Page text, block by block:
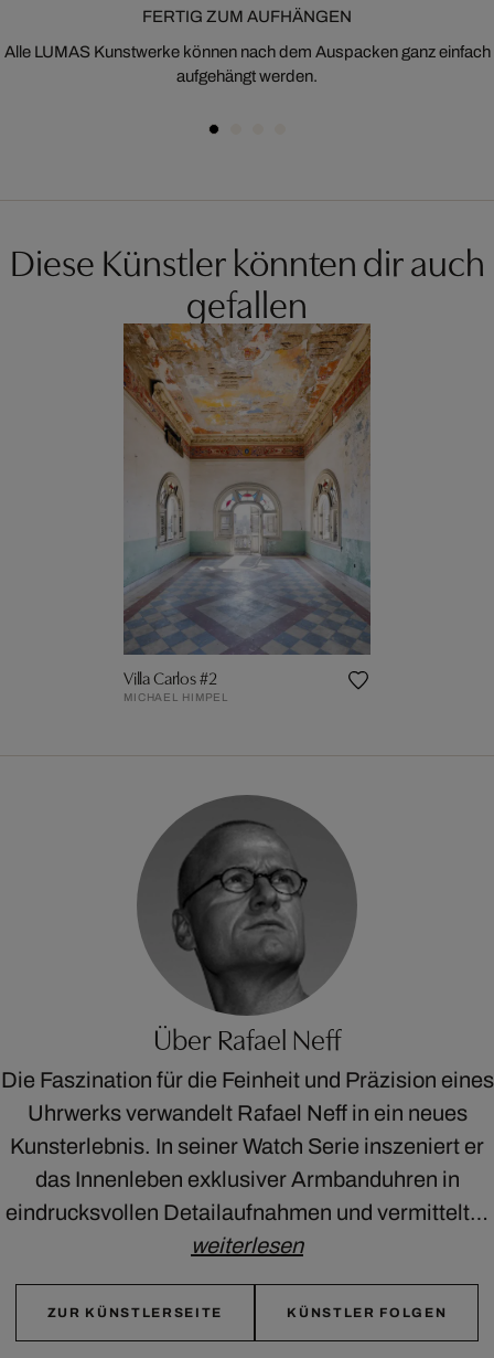
FERTIG ZUM AUFHÄNGEN
Alle LUMAS Kunstwerke können nach dem Auspacken ganz einfach
aufgehängt werden.
Diese Künstler könnten dir auch
gefallen
Villa Carlos #2
MICHAEL HIMPEL
Über Rafael Neff
Die Faszination für die Feinheit und Präzision eines
Uhrwerks verwandelt Rafael Neff in ein neues
Kunsterlebnis. In seiner Watch Serie inszeniert er
das Innenleben exklusiver Armbanduhren in
eindrucksvollen Detailaufnahmen und vermittelt…
weiterlesen
ZUR KÜNSTLERSEITE KÜNSTLER FOLGEN